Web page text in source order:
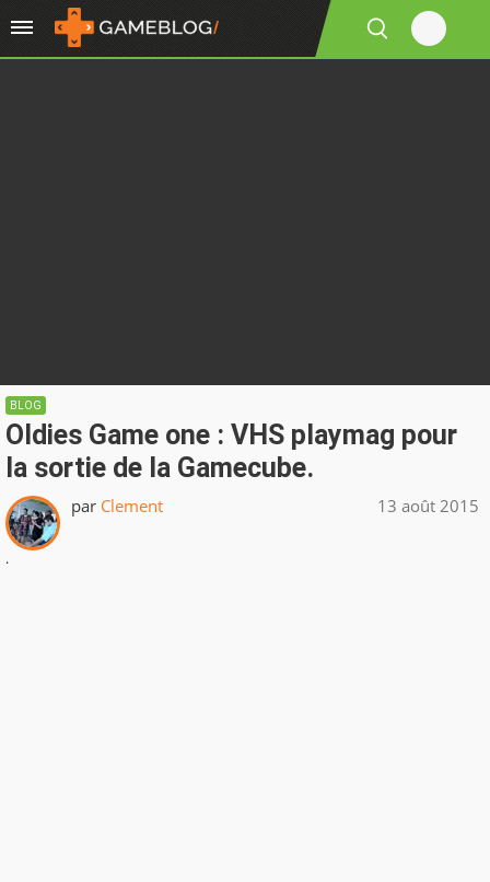
BLOG
Oldies Game one : VHS playmag pour
la sortie de la Gamecube.
par Clement 13 août 2015
.